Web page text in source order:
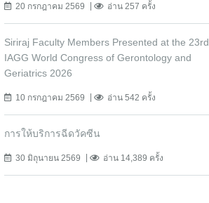
20 กรกฎาคม 2569 อ่าน 257 ครั้ง
Siriraj Faculty Members Presented at the 23rd
IAGG World Congress of Gerontology and
Geriatrics 2026
10 กรกฎาคม 2569 อ่าน 542 ครั้ง
การให้บริการฉีดวัคซีน
30 มิถุนายน 2569 อ่าน 14,389 ครั้ง